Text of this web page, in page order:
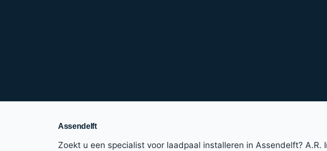
Assendelft
Zoekt u een specialist voor laadpaal installeren in Assendelft?